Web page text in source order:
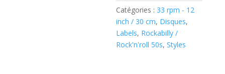
Catégories : 33 rpm - 12
inch / 30 cm, Disques,
Labels, Rockabilly /
Rock'n'roll 50s,Styles